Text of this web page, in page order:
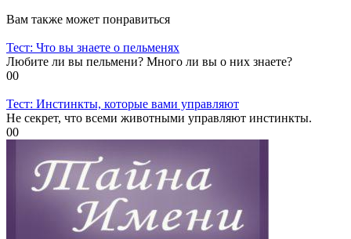
Вам также может понравиться
Тест: Что вы знаете о пельменях
Любите ли вы пельмени? Много ли вы о них знаете?
00
Тест: Инстинкты, которые вами управляют
Не секрет, что всеми животными управляют инстинкты.
00